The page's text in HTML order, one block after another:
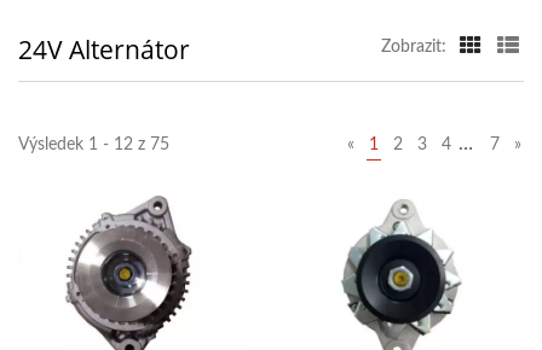
24V Alternátor Zobrazit:
Výsledek 1 - 12 z 75 « 1 2 3 4 … 7 »